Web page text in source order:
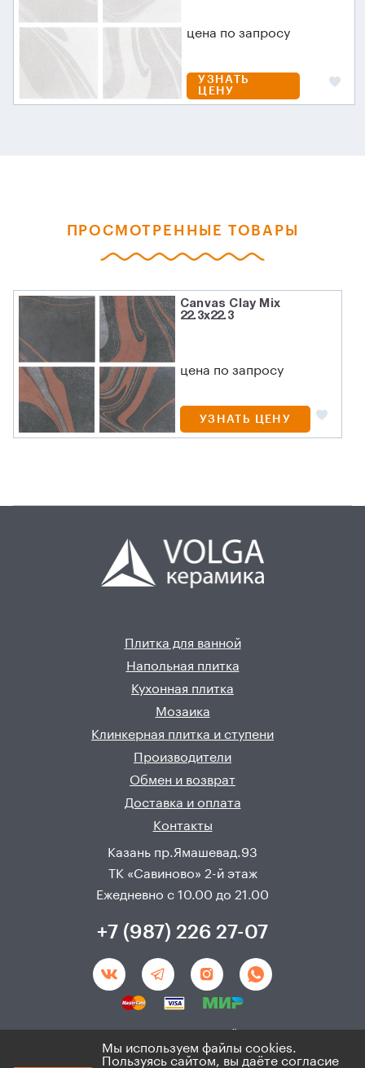
цена по запросу
УЗНАТЬ
ЦЕНУ
ПРОСМОТРЕННЫЕ ТОВАРЫ
Canvas Clay Mix
22.3x22.3
цена по запросу
УЗНАТЬ ЦЕНУ
Плитка для ванной
Напольная плитка
Кухонная плитка
Мозаика
Клинкерная плитка и ступени
Производители
Обмен и возврат
Доставка и оплата
Контакты
Казань пр.Ямашевад.93
ТК «Савиново» 2-й этаж
Ежедневно с 10.00 до 21.00
+7 (987) 226 27-07
Мы используем файлы cookies.
Пользуясь сайтом, вы даёте согласие